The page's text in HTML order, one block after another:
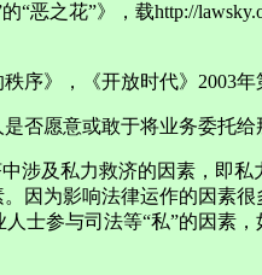
“恶之花”》，载http://
序》，《开放时代》2003年
否愿意或敢于将业务委托
涉及私力救济的因素，即
因为影响法律运作的因素
士参与司法等“私”的因素